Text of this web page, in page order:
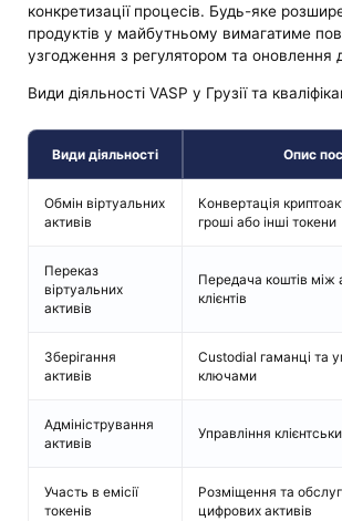
конкретизації процесів. Будь-яке
продуктів у майбутньому вимагатиме
узгодження з регулятором та оновлення
Види діяльності VASP у Грузії та
Види діяльності Опис
Обмін віртуальних
активів
Конвертація
гроші або інші токени
Переказ
віртуальних
активів
Передача коштів між
клієнтів
Зберігання
активів
Custodial гаманці та
ключами
Адміністрування
активів
Управління
Участь в емісії
токенів
Розміщення та
цифрових активів